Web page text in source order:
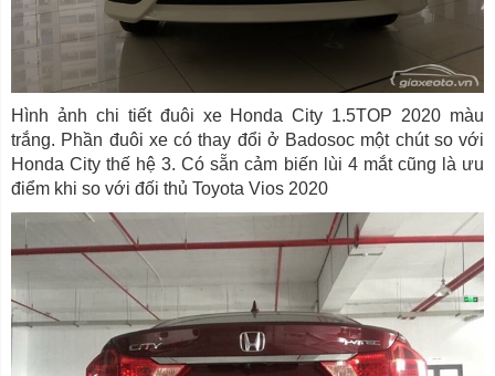
Hình ảnh chi tiết đuôi xe Honda City 1.5TOP 2020 màu
trắng. Phần đuôi xe có thay đổi ở Badosoc một chút so với
Honda City thế hệ 3. Có sẵn cảm biến lùi 4 mắt cũng là ưu
điểm khi so với đối thủ Toyota Vios 2020